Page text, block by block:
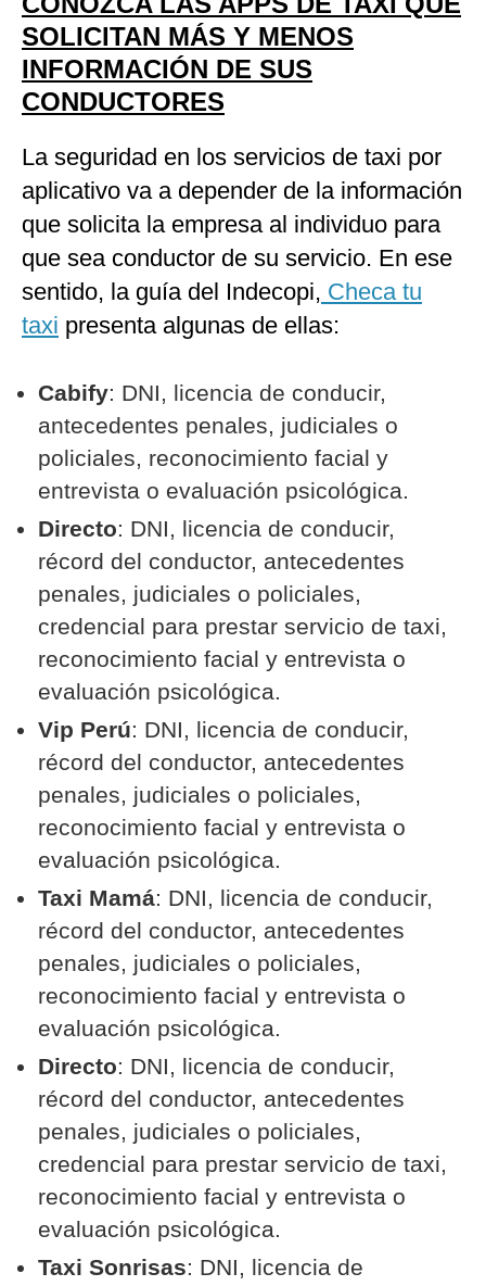
SOLICITAN MÁS Y MENOS
INFORMACIÓN DE SUS
CONDUCTORES
La seguridad en los servicios de taxi por
aplicativo va a depender de la información
que solicita la empresa al individuo para
que sea conductor de su servicio. En ese
sentido, la guía del Indecopi, Checa tu
taxi presenta algunas de ellas:
Cabify: DNI, licencia de conducir,
antecedentes penales, judiciales o
policiales, reconocimiento facial y
entrevista o evaluación psicológica.
Directo: DNI, licencia de conducir,
récord del conductor, antecedentes
penales, judiciales o policiales,
credencial para prestar servicio de taxi,
reconocimiento facial y entrevista o
evaluación psicológica.
Vip Perú: DNI, licencia de conducir,
récord del conductor, antecedentes
penales, judiciales o policiales,
reconocimiento facial y entrevista o
evaluación psicológica.
Taxi Mamá: DNI, licencia de conducir,
récord del conductor, antecedentes
penales, judiciales o policiales,
reconocimiento facial y entrevista o
evaluación psicológica.
Directo: DNI, licencia de conducir,
récord del conductor, antecedentes
penales, judiciales o policiales,
credencial para prestar servicio de taxi,
reconocimiento facial y entrevista o
evaluación psicológica.
Taxi Sonrisas: DNI, licencia de